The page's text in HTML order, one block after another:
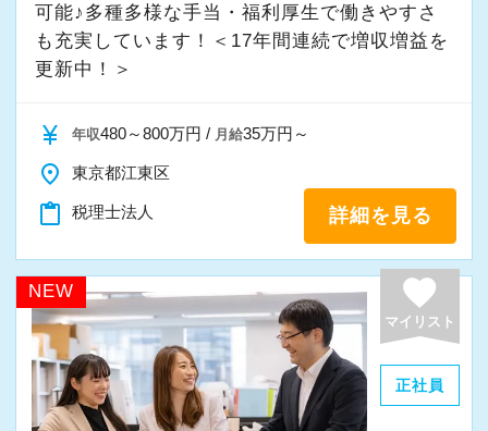
付き合いがあり、多様な経験を積める環境で
す！
経理・簿記資格をお持ちであれば、税務会計業
界の経験は問いません。
お手持ちのスキルや経験をさらに伸ばして学ん
でいく意欲があれば、順次お任せする業務を調
整してスキルアップできるようサポートしま
す。
基本的な業務からスタートして、将来的にはお
客様への提案ができるよう着実な成長をしたい
貴方をお手伝いします。
可能♪多種多様な手当・福利厚生で働きやすさ
も充実しています！＜17年間連続で増収増益を
更新中！＞
currency_yen 年収480～800万円 / 月給35万円～
place 東京都江東区
content_paste 税理士法人 詳細を見る
NEW favorite
マイリスト
正社員